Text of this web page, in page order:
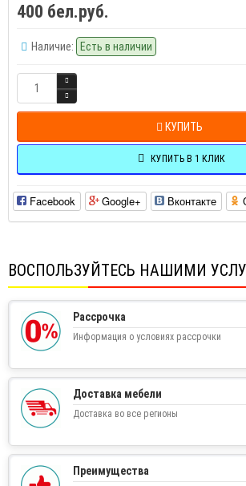
400 бел.руб.
Наличие: Есть в наличии
КУПИТЬ
КУПИТЬ В 1 КЛИК
Facebook Google+ Вконтакте
ВОСПОЛЬЗУЙТЕСЬ НАШИМИ
Рассрочка
Информация о условиях рассрочки
Доставка мебели
Доставка во все регионы
Преимущества